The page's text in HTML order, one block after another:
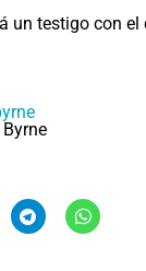
un testigo con el
Byrne